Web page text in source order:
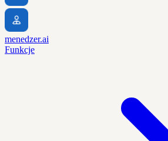
menedzer.ai
Funkcje